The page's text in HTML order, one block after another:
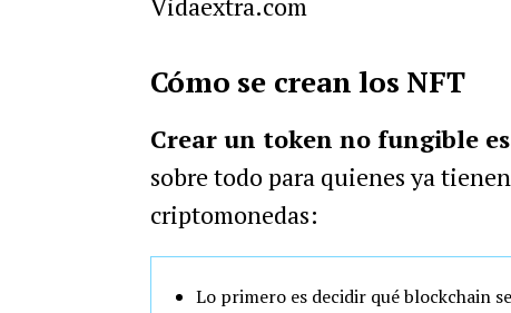
Vidaextra.com
Cómo se crean los NFT
Crear un token no fungible
sobre todo para quienes ya
criptomonedas:
Lo primero es decidir qué blockchain